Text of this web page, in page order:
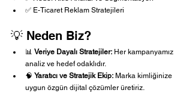
✅ E-Ticaret Reklam Stratejileri
💡 Neden Biz?
📊 Veriye Dayalı Stratejiler: Her kampanyamız
analiz ve hedef odaklıdır.
🧠 Yaratıcı ve Stratejik Ekip: Marka kimliğinize
uygun özgün dijital çözümler üretiriz.